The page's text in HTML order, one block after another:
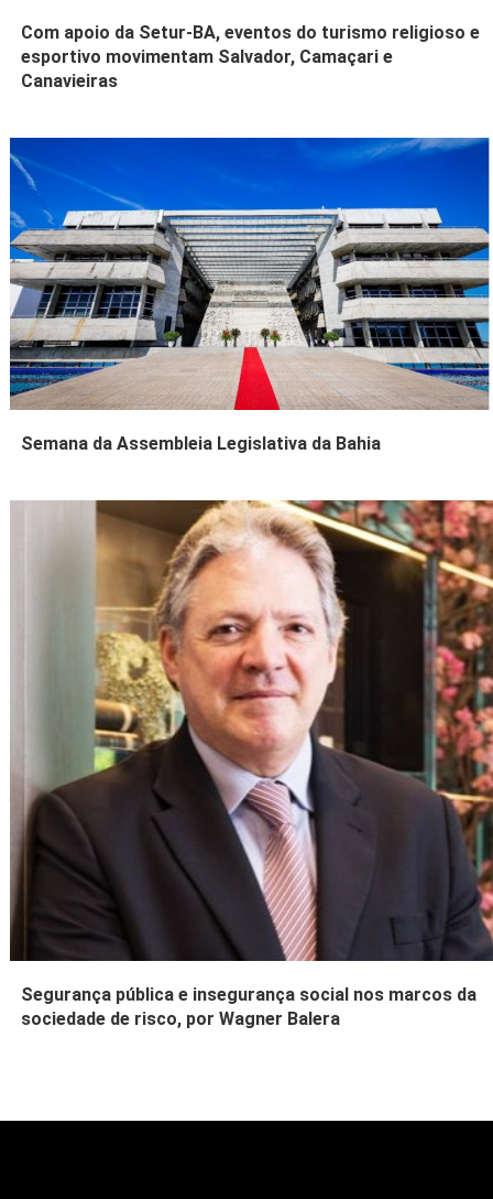
Com apoio da Setur-BA, eventos do turismo religioso e
esportivo movimentam Salvador, Camaçari e
Canavieiras
Semana da Assembleia Legislativa da Bahia
Segurança pública e insegurança social nos marcos da
sociedade de risco, por Wagner Balera